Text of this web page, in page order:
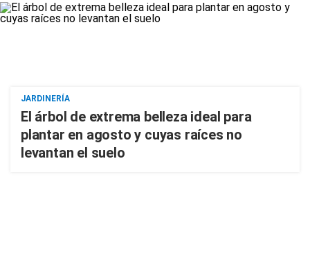
JARDINERÍA
El árbol de extrema belleza ideal para
plantar en agosto y cuyas raíces no
levantan el suelo